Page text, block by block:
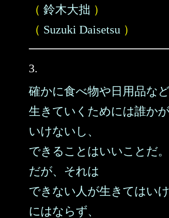
（ 鈴木大拙 ）
（ Suzuki Daisetsu ）
3.
確かに食べ物や日用品など
生きていくためには誰か
いけないし、
できることはいいことだ。
だが、それは
できない人が生きてはい
にはならず、